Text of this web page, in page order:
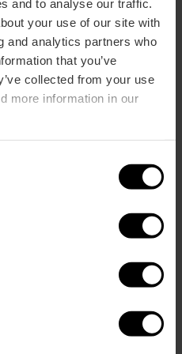
and to analyse our traffic.
your use of our site with
and analytics partners who
that you’ve
collected from your use
more information in our
qui
Savourez